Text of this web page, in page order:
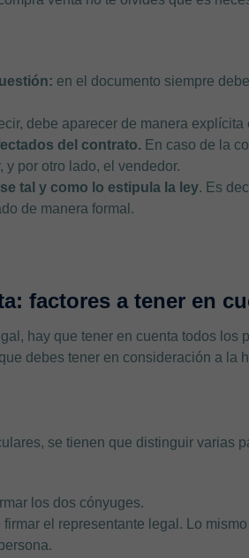
en el documento siempre
debe aparecer de manera
del contrato. En caso de la
por otro lado, el vendedor.
tal y como lo estipula la ley. Es
de manera formal.
factores a tener en
hay que tener en cuenta todos los
debes tener en consideración a la
se tienen que distinguir varias
los dos cónyuges.
el representante legal. Lo